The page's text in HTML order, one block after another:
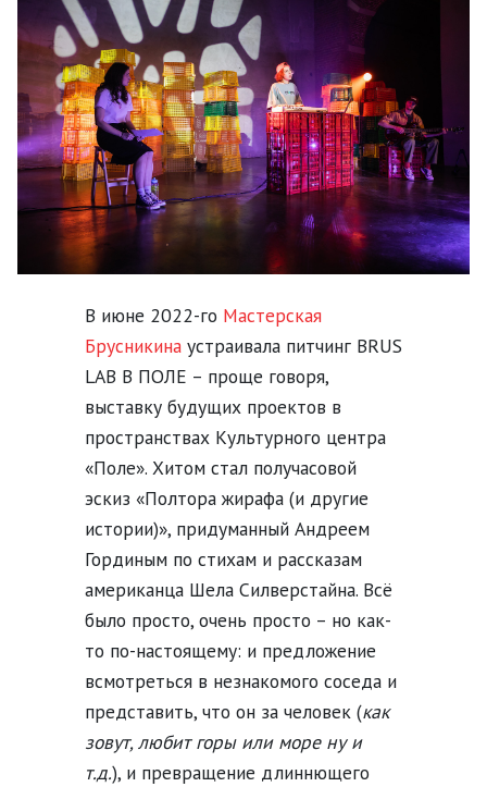
В июне 2022-го Мастерская
Брусникинаустраивала питчинг BRUS
LAB В ПОЛЕ – проще говоря,
выставку будущих проектов в
пространствах Культурного центра
«Поле». Хитом стал получасовой
эскиз «Полтора жирафа (и другие
истории)», придуманный Андреем
Гординым по стихам и рассказам
американца Шела Силверстайна. Всё
было просто, очень просто – но как-
то по-настоящему: и предложение
всмотреться в незнакомого соседа и
представить, что он за человек (как
зовут, любит горы или море ну и
т.д.), и превращение длиннющего